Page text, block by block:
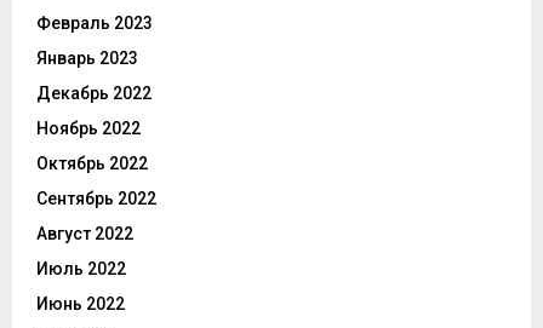
Февраль 2023
Январь 2023
Декабрь 2022
Ноябрь 2022
Октябрь 2022
Сентябрь 2022
Август 2022
Июль 2022
Июнь 2022